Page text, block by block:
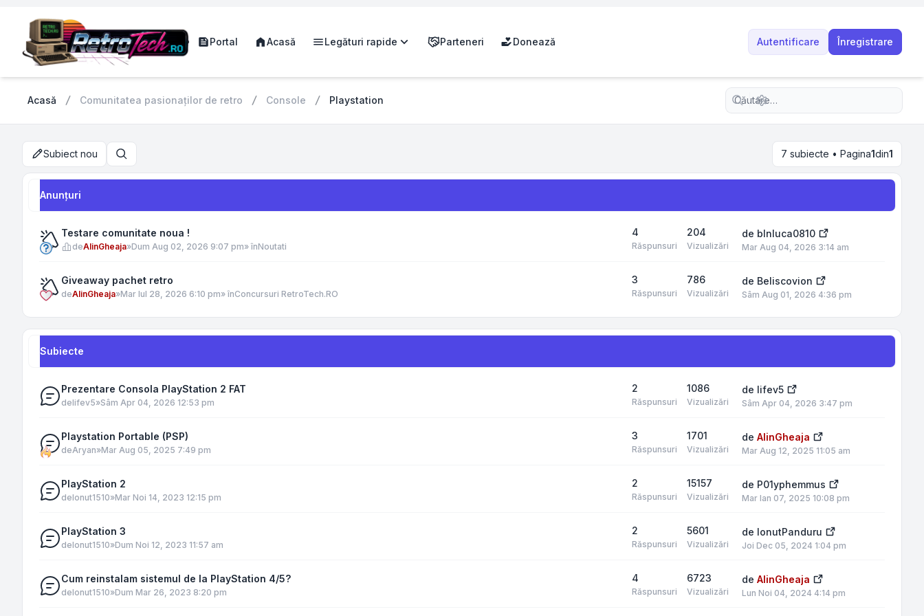
Portal Acasă Legături rapide Parteneri Donează Autentificare Înregistrare
Acasă Comunitatea pasionaților de retro Console Playstation Căutare avansată
Subiect nou Căutare 7 subiecte • Pagina1din1
Anunţuri
Testare comunitate noua !
deAlinGheaja»Dum Aug 02, 2026 9:07 pm» înNoutati
4
Răspunsuri
204
Vizualizări
de blnluca0810
Mar Aug 04, 2026 3:14 am
Giveaway pachet retro
deAlinGheaja»Mar Iul 28, 2026 6:10 pm» înConcursuri RetroTech.RO
3
Răspunsuri
786
Vizualizări
de Beliscovion
Sâm Aug 01, 2026 4:36 pm
Subiecte
Prezentare Consola PlayStation 2 FAT
delifev5»Sâm Apr 04, 2026 12:53 pm
2
Răspunsuri
1086
Vizualizări
de lifev5
Sâm Apr 04, 2026 3:47 pm
Playstation Portable (PSP)
deAryan»Mar Aug 05, 2025 7:49 pm
3
Răspunsuri
1701
Vizualizări
de AlinGheaja
Mar Aug 12, 2025 11:05 am
PlayStation 2
deIonut1510»Mar Noi 14, 2023 12:15 pm
2
Răspunsuri
15157
Vizualizări
de P01yphemmus
Mar Ian 07, 2025 10:08 pm
PlayStation 3
deIonut1510»Dum Noi 12, 2023 11:57 am
2
Răspunsuri
5601
Vizualizări
de IonutPanduru
Joi Dec 05, 2024 1:04 pm
Cum reinstalam sistemul de la PlayStation 4/5?
deIonut1510»Dum Mar 26, 2023 8:20 pm
4
Răspunsuri
6723
Vizualizări
de AlinGheaja
Lun Noi 04, 2024 4:14 pm